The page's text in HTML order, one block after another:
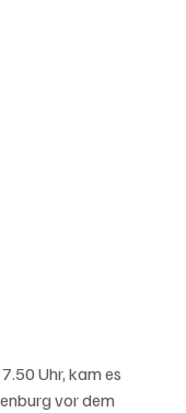
Uhr, kam es
vor dem